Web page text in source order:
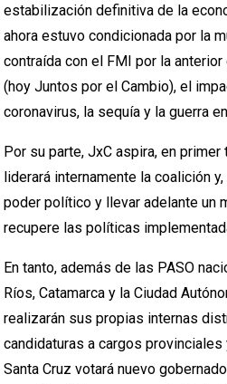
estabilización definitiva de la
ahora estuvo condicionada por la
contraída con el FMI por la
(hoy Juntos por el Cambio), el
coronavirus, la sequía y la guerra
Por su parte, JxC aspira, en
liderará internamente la coalición
poder político y llevar adelante un
recupere las políticas
En tanto, además de las PASO
Ríos, Catamarca y la Ciudad
realizarán sus propias internas
candidaturas a cargos
Santa Cruz votará nuevo